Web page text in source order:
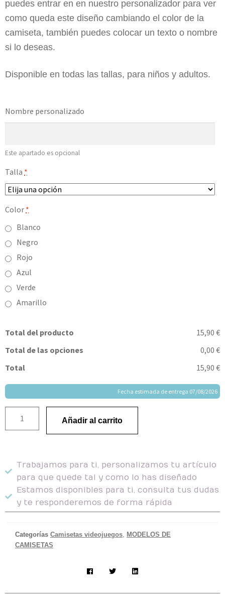
puedes entrar en en nuestro personalizador para ver
como queda este diseño cambiando el color de la
camiseta, también puedes colocar un texto o nombre
si lo deseas.
Disponible en todas las tallas, para niños y adultos.
Nombre personalizado
Este apartado es opcional
Talla *
Color *
Blanco
Negro
Rojo
Azul
Verde
Amarillo
Total del producto
15,90 €
Total de las opciones
0,00 €
Total
15,90 €
Fecha estimada de entrega 07/08/2026
Añadir al carrito
Trabajamos para ti, personalizamos tu artículo
para que quede tal y como lo has diseñado
Estamos disponibles para ti, consulta tus dudas
y te responderemos de forma rápida
Categorías Camisetas videojuegos
MODELOS DE
CAMISETAS